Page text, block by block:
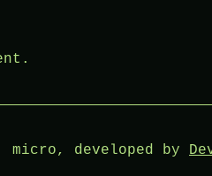
micro, developed by